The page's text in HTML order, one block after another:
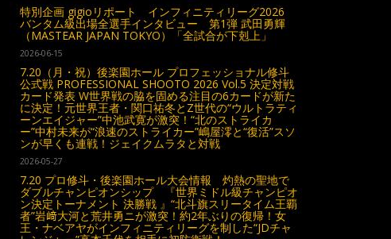
特別企画 gigioリポート インフィニティリーグ2026
バンタム級出場全選手インタビュー 第1弾 武田勇輝
（MASTEAR JAPAN TOKYO）「全試合が下剋上」
2026-06-15
7.20（月・祝）後楽園ホール プロフェッショナル修斗
公式戦 PROFESSIONAL SHOOTO 2026 Vol.5 決定対戦
カード発表 W世界戦の脇を固める注目の6カードが新た
に決定！元世界王者・関口祐冬とZ世代の“ウルトラティ
ーンエイジャー”中池武寛が激突！“北のストライカ
ー”中村未来が“浪速のストライカー”嶋屋澪と“復活”スソ
ンが早くも連戦！ジェイクムラタと対戦
2026-05-27
7.20 プロ修斗・後楽園ホール大会情報 灼熱の聖地で
ダブルチャンピオンシップ 『世界ミドル級チャンピオ
ン決定トーナメント 決勝戦 』“北斗旗スリータイム王覇
者”岩﨑大河と荒井勇ニが激突！約2年ぶりの復帰！女
王・ナベアヤがインフィニティリーグを制した“JDチャ